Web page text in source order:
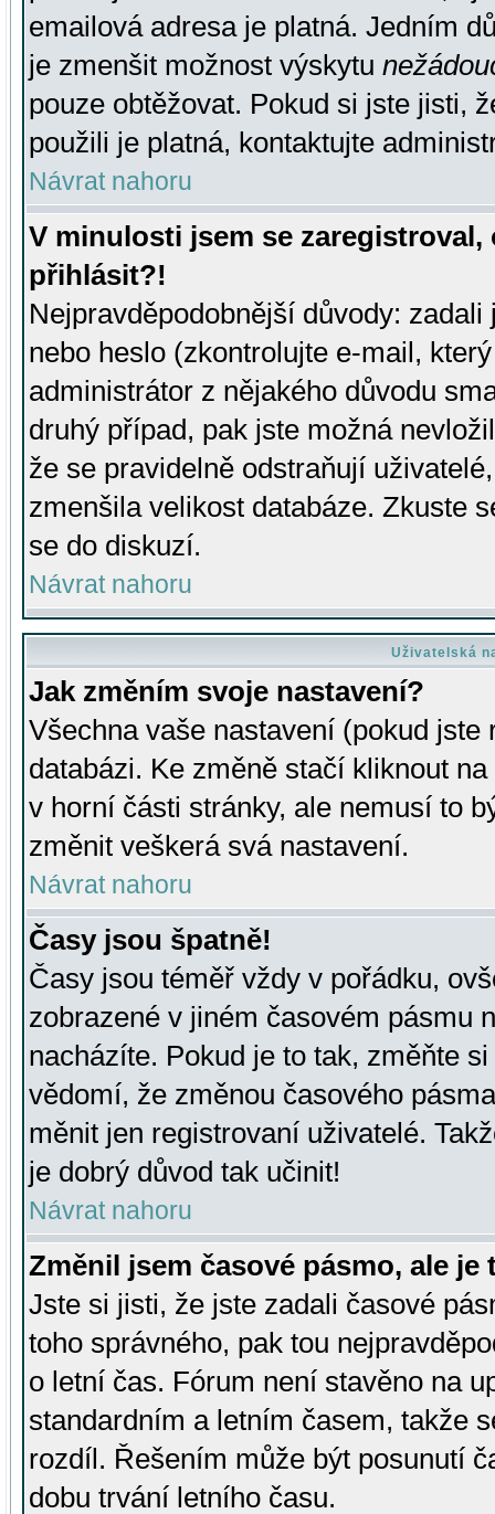
emailová adresa je platná. Jedním
je zmenšit možnost výskytu
pouze obtěžovat. Pokud si jste jisti,
použili je platná, kontaktujte
Návrat nahoru
V minulosti jsem se
přihlásit?!
Nejpravděpodobnější důvody:
nebo heslo (zkontrolujte e-mail,
administrátor z nějakého důvodu
druhý případ, pak jste možná
že se pravidelně odstraňují
zmenšila velikost databáze. Zkuste
se do diskuzí.
Návrat nahoru
Uživatelská
Jak změním svoje nastavení?
Všechna vaše nastavení (pokud
databázi. Ke změně stačí kliknout
v horní části stránky, ale nemusí to
změnit veškerá svá nastavení.
Návrat nahoru
Časy jsou špatně!
Časy jsou téměř vždy v pořádku,
zobrazené v jiném časovém pásmu
nacházíte. Pokud je to tak, změňte
vědomí, že změnou časového
měnit jen registrovaní uživatelé.
je dobrý důvod tak učinit!
Návrat nahoru
Změnil jsem časové pásmo, ale je
Jste si jisti, že jste zadali časové
toho správného, pak tou
o letní čas. Fórum není stavěno na
standardním a letním časem, takže
rozdíl. Řešením může být posunutí
dobu trvání letního času.